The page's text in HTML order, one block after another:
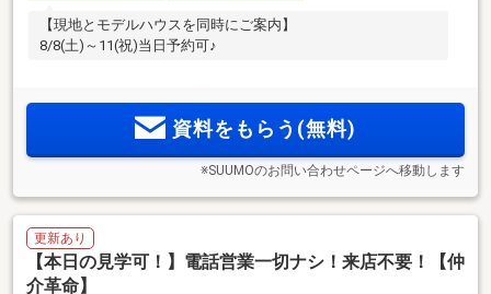
【現地とモデルハウスを同時にご案内】
8/8(土)～11(祝)当日予約可♪
資料をもらう(無料)
※SUUMOのお問い合わせページへ移動します
更新あり
【本日の見学可！】電話営業一切ナシ！来店不要！【仲
介革命】